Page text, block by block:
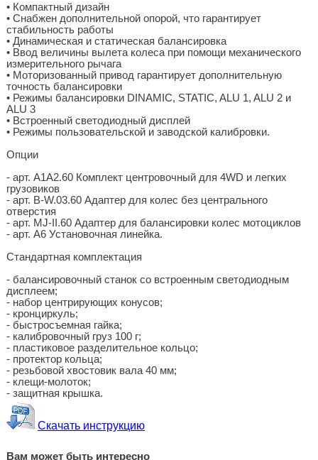
• Компактный дизайн
• Снабжен дополнительной опорой, что гарантирует
стабильность работы
• Динамическая и статическая балансировка
• Ввод величины вылета колеса при помощи механического
измерительного рычага
• Моторизованный привод гарантирует дополнительную
точность балансировки
• Режимы балансировки DINAMIC, STATIC, ALU 1, ALU 2 и
ALU 3
• Встроенный светодиодный дисплей
• Режимы пользовательской и заводской калибровки.
Опции
- арт. A1A2.60 Комплект центровочный для 4WD и легких
грузовиков
- арт. B-W.03.60 Адаптер для колес без центрального
отверстия
- арт. MJ-II.60 Адаптер для балансировки колес мотоциклов
- aрт. A6 Установочная линейка.
Стандартная комплектация
- балансировочный станок со встроенным светодиодным
дисплеем;
- набор центрирующих конусов;
- кронциркуль;
- быстросъемная гайка;
- калибровочный груз 100 г;
- пластиковое разделительное кольцо;
- протектор кольца;
- резьбовой хвостовик вала 40 мм;
- клещи-молоток;
- защитная крышка.
Скачать инструкцию
Вам может быть интересно